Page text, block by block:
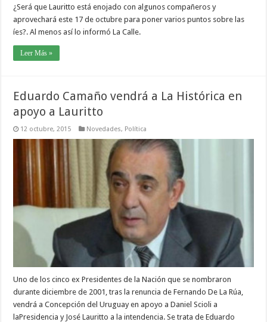
¿Será que Lauritto está enojado con algunos compañeros y
aprovechará este 17 de octubre para poner varios puntos sobre las
íes?. Al menos así lo informó La Calle.
Leer Más »
Eduardo Camaño vendrá a La Histórica en
apoyo a Lauritto
12 octubre, 2015 Novedades, Política
Uno de los cinco ex Presidentes de la Nación que se nombraron
durante diciembre de 2001, tras la renuncia de Fernando De La Rúa,
vendrá a Concepción del Uruguay en apoyo a Daniel Scioli a
laPresidencia y José Lauritto a la intendencia. Se trata de Eduardo